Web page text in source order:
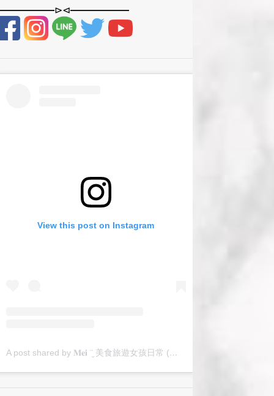
View this post on Instagram
A post shared by 𝐌𝐞𝐢 ¨̮ 美食旅遊女孩日常 (@2y_mei)